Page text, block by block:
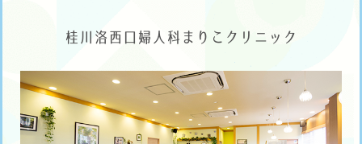
桂川洛西口婦人科まりこクリニック